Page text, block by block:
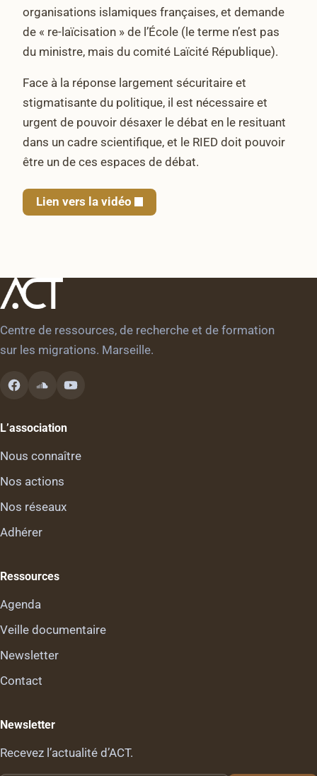
organisations islamiques françaises, et demande
de « re-laïcisation » de l’École (le terme n’est pas
du ministre, mais du comité Laïcité République).
Face à la réponse largement sécuritaire et
stigmatisante du politique, il est nécessaire et
urgent de pouvoir désaxer le débat en le resituant
dans un cadre scientifique, et le RIED doit pouvoir
être un de ces espaces de débat.
Lien vers la vidéo
Centre de ressources, de recherche et de formation
sur les migrations. Marseille.
L’association
Nous connaître
Nos actions
Nos réseaux
Adhérer
Ressources
Agenda
Veille documentaire
Newsletter
Contact
Newsletter
Recevez l’actualité d’ACT.